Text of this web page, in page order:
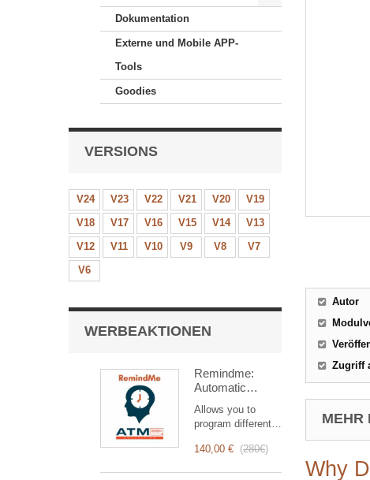
Dokumentation
Externe und Mobile APP-
Tools
Goodies
VERSIONS
V24 V23 V22 V21 V20
V19
V18
V17 V16 V15 V14
V13
V12
V11 V10 V9 V8
V7
V6
WERBEAKTIONEN
Remindme:
Automatic
event,
notification)
Allows you to
program different
based on a trigger.
140,00 € (280€)
Autor
Zugriff
MEHR
Why